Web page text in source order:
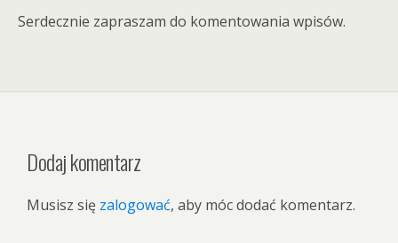
Serdecznie zapraszam do komentowania wpisów.
Dodaj komentarz
Musisz się zalogować, aby móc dodać komentarz.